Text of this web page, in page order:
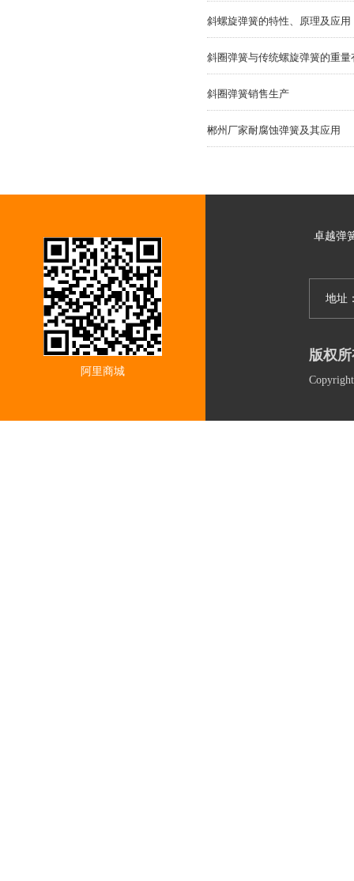
斜螺旋弹簧的特性、原理及应用
斜圈弹簧与传统螺旋弹簧的重
斜圈弹簧销售生产
郴州厂家耐腐蚀弹簧及其应用
阿里商城
卓越弹
地址
版权